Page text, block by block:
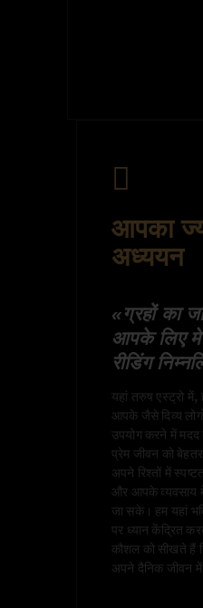
आपका
अध्ययन
«ग्रहों का
आपके लिए
रीडिंग
यहां तरुष एस्ट्रो में,
आपके जैसे दिव्य
उपयोग करने में
प्रेम जीवन को
अपने रिश्तों में
और आपके व्यवसाय
जा सके। हम यहां
पर ध्यान केंद्रित
कौशल को सीखते हैं
अपने दैनिक जीवन